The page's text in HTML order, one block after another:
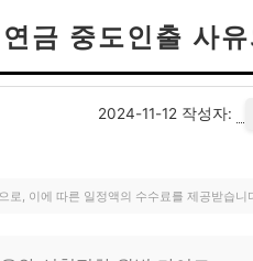
금 중도인출 사
2024-11-12 작성자:
로, 이에 따른 일정액의 수수료를 제공받습니